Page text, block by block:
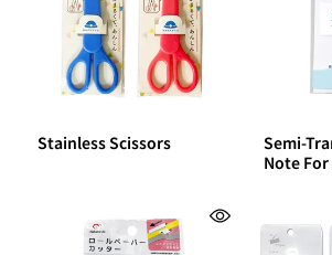
Stainless Scissors
Semi-
Note For